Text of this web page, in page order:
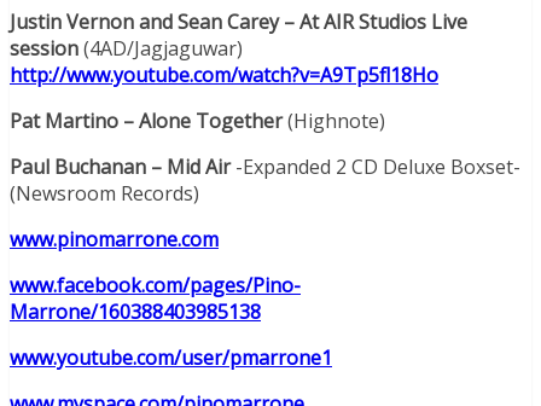
Justin Vernon and Sean Carey – At AIR Studios Live
session(4AD/Jagjaguwar)
http://www.youtube.com/watch?v=A9Tp5fl18Ho
Pat Martino – Alone Together(Highnote)
Paul Buchanan – Mid Air-Expanded 2 CD Deluxe Boxset-
(Newsroom Records)
www.pinomarrone.com
www.facebook.com/pages/Pino-
Marrone/160388403985138
www.youtube.com/user/pmarrone1